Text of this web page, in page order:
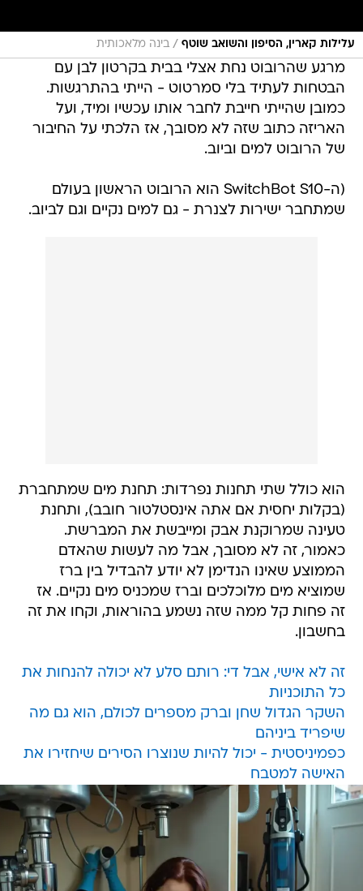
עלילות קארין, הסיפון והשואב שוטף / בינה מלאכותית
מרגע שהרובוט נחת אצלי בבית בקרטון לבן עם
הבטחות לעתיד בלי סמרטוט - הייתי בהתרגשות.
כמובן שהייתי חייבת לחבר אותו עכשיו ומיד, ועל
האריזה כתוב שזה לא מסובך, אז הלכתי על החיבור
של הרובוט למים וביוב.
(ה-SwitchBot S10 הוא הרובוט הראשון בעולם
שמתחבר ישירות לצנרת - גם למים נקיים וגם לביוב.
הוא כולל שתי תחנות נפרדות: תחנת מים שמתחברת
(בקלות יחסית אם אתה אינסטלטור חובב), ותחנת
טעינה שמרוקנת אבק ומייבשת את המברשת.
כאמור, זה לא מסובך, אבל מה לעשות שהאדם
הממוצע שאינו הנדימן לא יודע להבדיל בין ברז
שמוציא מים מלוכלכים וברז שמכניס מים נקיים. אז
זה פחות קל ממה שזה נשמע בהוראות, וקחו את זה
בחשבון.
זה לא אישי, אבל די: רותם סלע לא יכולה להנחות את
כל התוכניות
השקר הגדול שחן וברק מספרים לכולם, הוא גם מה
שיפריד ביניהם
כפמיניסטית - יכול להיות שנוצרו הסירים שיחזירו את
האישה למטבח